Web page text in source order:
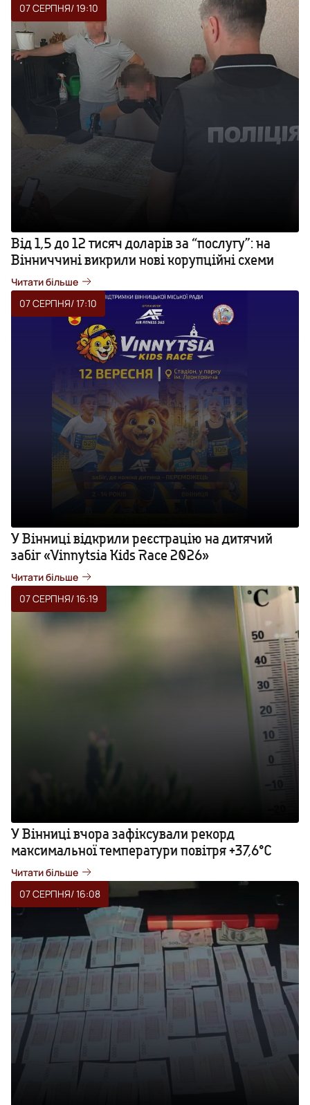
07 СЕРПНЯ/ 19:10
Від 1,5 до 12 тисяч доларів за “послугу”: на
Вінниччині викрили нові корупційні схеми
Читати більше
07 СЕРПНЯ/ 17:10
У Вінниці відкрили реєстрацію на дитячий
забіг «Vinnytsia Kids Race 2026»
Читати більше
07 СЕРПНЯ/ 16:19
У Вінниці вчора зафіксували рекорд
максимальної температури повітря +37,6°С
Читати більше
07 СЕРПНЯ/ 16:08